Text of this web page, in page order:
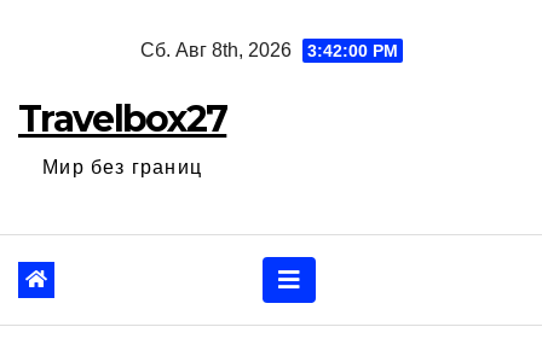
Сб. Авг 8th, 2026 3:42:01 PM
Travelbox27
Мир без границ